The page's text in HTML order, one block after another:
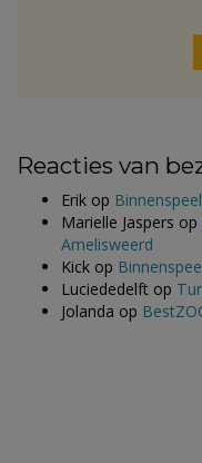
Reacties van
Erik op
Marielle Jaspers op
Amelisweerd
Kick op
Luciededelft op
Jolanda op